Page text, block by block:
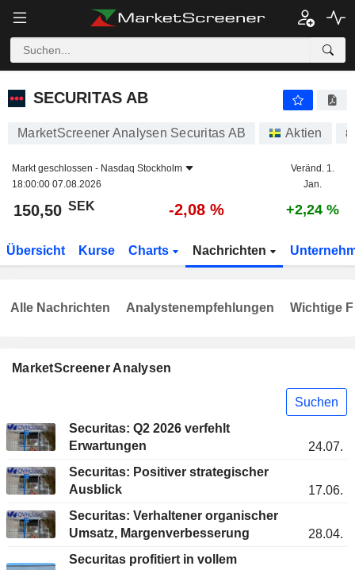
SECURITAS AB
SECURITAS AB
MarketScreener Analysen Securitas AB Aktien
Markt geschlossen - Nasdaq Stockholm
18:00:00 07.08.2026
Veränd. 1.
Jan.
150,50 SEK -2,08 % +2,24 %
Übersicht Kurse Charts Nachrichten
MarketScreener Analysen
Suchen
Securitas: Q2 2026 verfehlt
Erwartungen
24.07.
Securitas: Positiver strategischer
Ausblick
17.06.
Securitas: Verhaltener organischer
Umsatz, Margenverbesserung
28.04.
Securitas profitiert in vollem
Alle Nachrichten Analystenempfehlungen Wichtige